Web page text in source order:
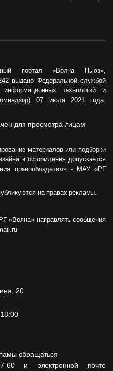
портал «Волна Ньюз»,
выдано Федеральной службой
технологий и
07 июля 2021 года.
для просмотра лицам
материалов или подборки
и оформления допускается
правообладателя - МАУ «РГ
на правах рекламы.
«Волна» направлять сообщения
20
обращаться
и электронной почте